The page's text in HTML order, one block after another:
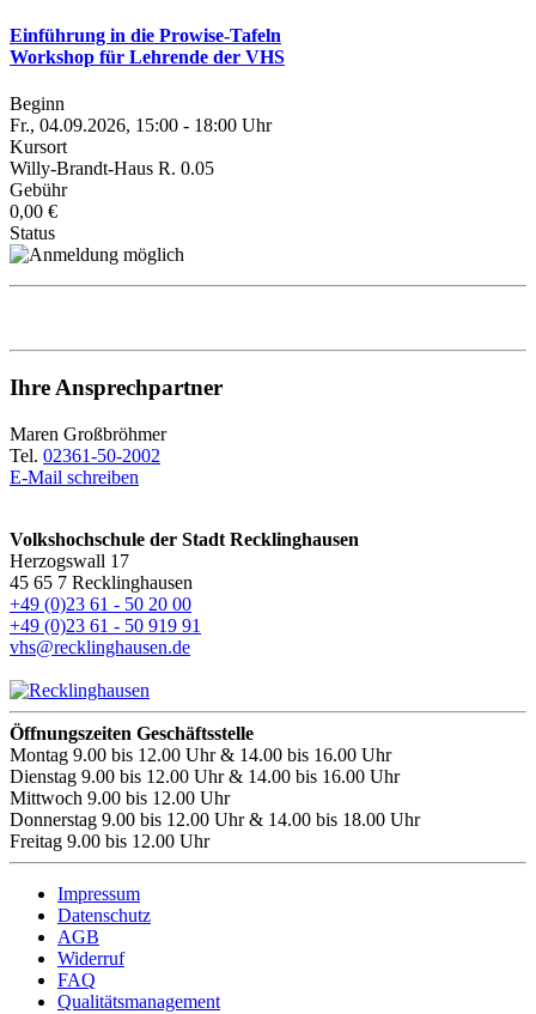
Einführung in die Prowise-Tafeln
Workshop für Lehrende der VHS
Beginn
Fr., 04.09.2026, 15:00 - 18:00 Uhr
Kursort
Willy-Brandt-Haus R. 0.05
Gebühr
0,00 €
Status
Ihre Ansprechpartner
Maren Großbröhmer
Tel. 02361-50-2002
E-Mail schreiben
Volkshochschule der Stadt Recklinghausen
Herzogswall 17
45 65 7 Recklinghausen
+49 (0)23 61 - 50 20 00
+49 (0)23 61 - 50 919 91
vhs@recklinghausen.de
Öffnungszeiten Geschäftsstelle
Montag 9.00 bis 12.00 Uhr & 14.00 bis 16.00 Uhr
Dienstag 9.00 bis 12.00 Uhr & 14.00 bis 16.00 Uhr
Mittwoch 9.00 bis 12.00 Uhr
Donnerstag 9.00 bis 12.00 Uhr & 14.00 bis 18.00 Uhr
Freitag 9.00 bis 12.00 Uhr
Impressum
Datenschutz
AGB
Widerruf
FAQ
Qualitätsmanagement